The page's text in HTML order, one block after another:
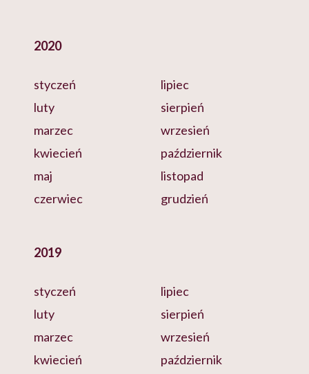
2020
styczeń
luty
marzec
kwiecień
maj
czerwiec
lipiec
sierpień
wrzesień
październik
listopad
grudzień
2019
styczeń
luty
marzec
kwiecień
lipiec
sierpień
wrzesień
październik